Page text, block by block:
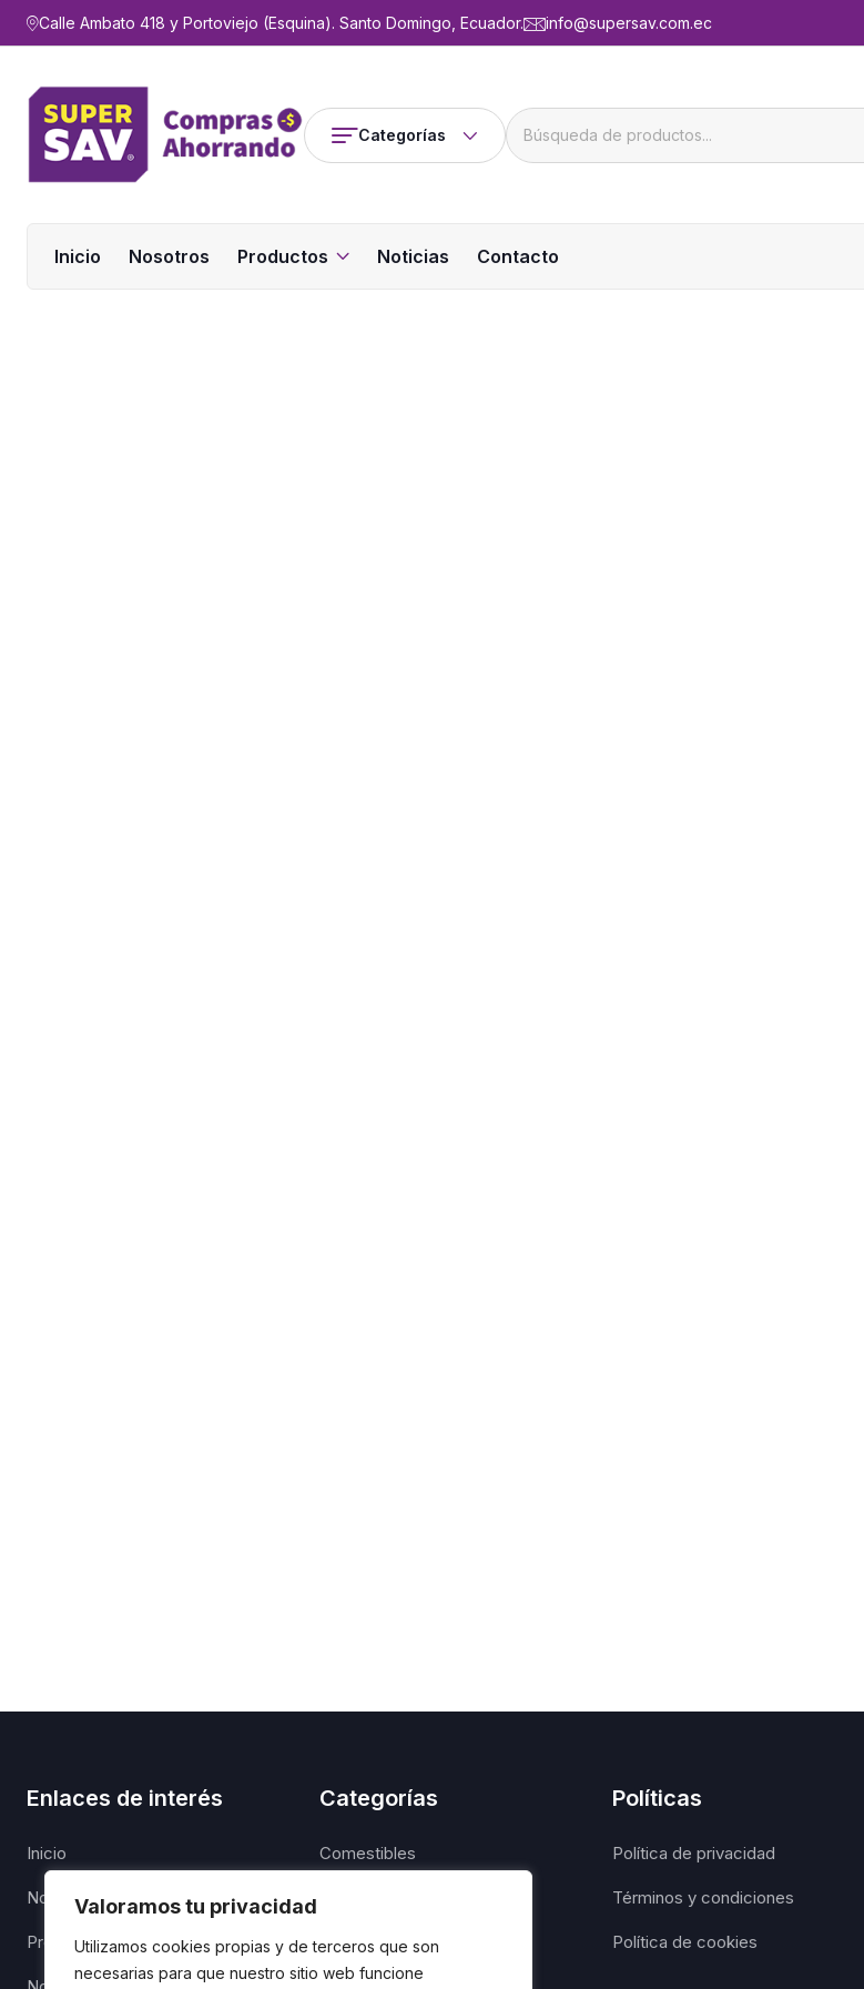
Valoramos tu privacidad
Utilizamos cookies propias y de terceros que son
necesarias para que nuestro sitio web funcione
Calle Ambato 418 y Portoviejo (Esquina). Santo Domingo, Ecuador. info@supersav.com.ec
Categorías
Inicio Nosotros Productos Noticias Contacto
Enlaces de interés
Inicio
Nosotros
Productos
Categorías
Comestibles
Enlatados
Políticas
Política de privacidad
Términos y condiciones
Política de cookies